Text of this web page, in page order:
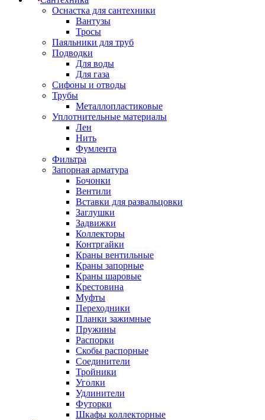
Оснастка для сантехники
Вантузы
Тросы
Паяльники для труб
Подводки
Для воды
Для газа
Сифоны и отводы
Трубы
Металлопластиковые
Уплотнительные материалы
Лен
Нить
Фумлента
Фильтра
Запорная арматура
Бочонки
Вентили
Вставки для развальцовки
Заглушки
Задвижки
Коллекторы
Контргайки
Краны вентильные
Краны запорные
Краны шаровые
Крестовина
Муфты
Переходники
Планки зажимные
Пружины
Распорки
Скобы распорные
Соединители
Тройники
Уголки
Удлинители
Футорки
Шкафы коллекторные